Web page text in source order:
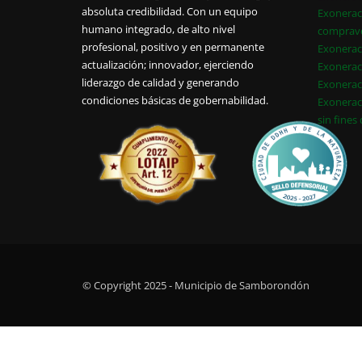
absoluta credibilidad. Con un equipo
humano integrado, de alto nivel
profesional, positivo y en permanente
actualización; innovador, ejerciendo
liderazgo de calidad y generando
condiciones básicas de gobernabilidad.
sin fines
© Copyright 2025 - Municipio de Samborondón